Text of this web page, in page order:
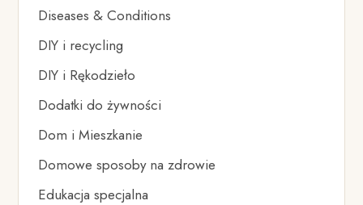
Diseases & Conditions
DIY i recycling
DIY i Rękodzieło
Dodatki do żywności
Dom i Mieszkanie
Domowe sposoby na zdrowie
Edukacja specjalna